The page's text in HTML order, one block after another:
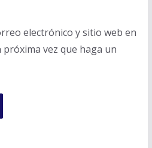
electrónico y sitio web en
vez que haga un